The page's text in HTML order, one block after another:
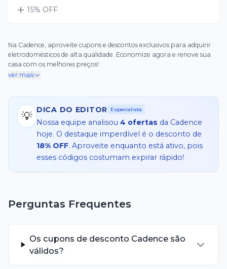
15% OFF
Na Cadence, aproveite cupons e descontos exclusivos para adquirir
eletrodomésticos de alta qualidade. Economize agora e renove sua
casa com os melhores preços!
ver mais
💡
DICA DO EDITOR Especialista
Nossa equipe analisou 4 ofertas da Cadence
hoje. O destaque imperdível é o desconto de
18% OFF. Aproveite enquanto está ativo, pois
esses códigos costumam expirar rápido!
Perguntas Frequentes
Os cupons de desconto Cadence são
válidos?